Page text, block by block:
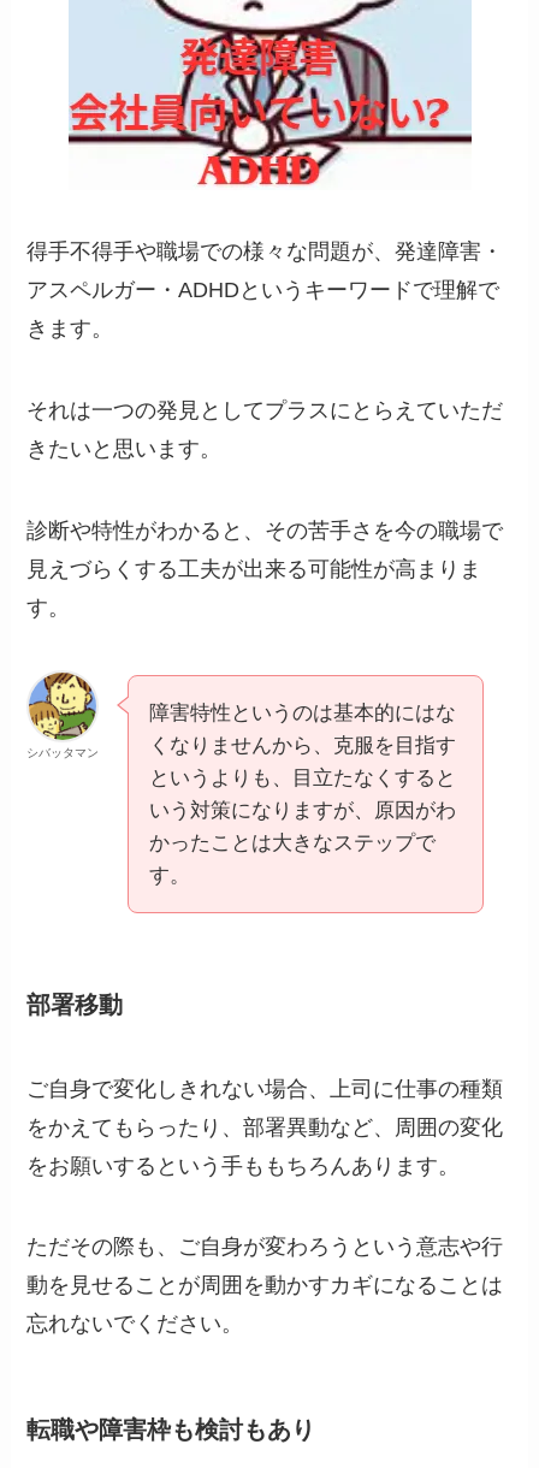
得手不得手や職場での様々な問題が、発達障害・
アスペルガー・ADHDというキーワードで理解で
きます。
それは一つの発見としてプラスにとらえていただ
きたいと思います。
診断や特性がわかると、その苦手さを今の職場で
見えづらくする工夫が出来る可能性が高まりま
す。
シバッタマン
障害特性というのは基本的にはな
くなりませんから、克服を目指す
というよりも、目立たなくすると
いう対策になりますが、原因がわ
かったことは大きなステップで
す。
部署移動
ご自身で変化しきれない場合、上司に仕事の種類
をかえてもらったり、部署異動など、周囲の変化
をお願いするという手ももちろんあります。
ただその際も、ご自身が変わろうという意志や行
動を見せることが周囲を動かすカギになることは
忘れないでください。
転職や障害枠も検討もあり